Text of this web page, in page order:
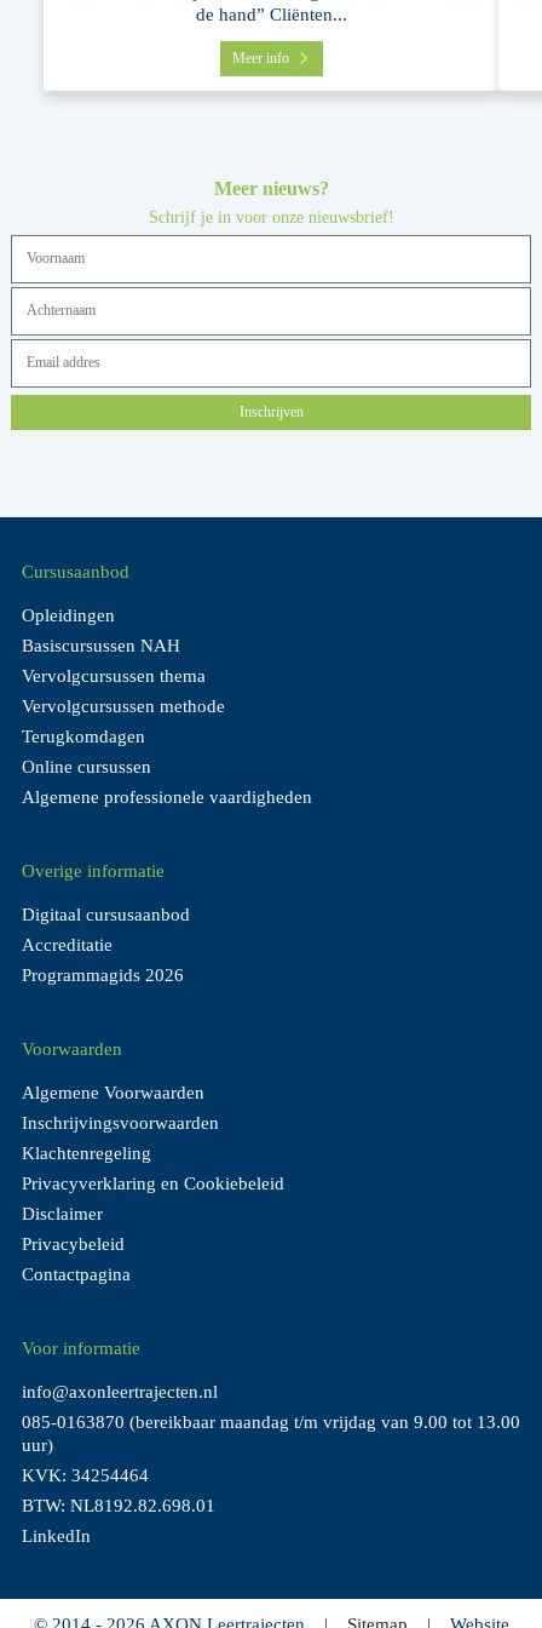
de hand” Cliënten...
Meer info
Meer nieuws?
Schrijf je in voor onze nieuwsbrief!
Inschrijven
Cursusaanbod
Opleidingen
Basiscursussen NAH
Vervolgcursussen thema
Vervolgcursussen methode
Terugkomdagen
Online cursussen
Algemene professionele vaardigheden
Overige informatie
Digitaal cursusaanbod
Accreditatie
Programmagids 2026
Voorwaarden
Algemene Voorwaarden
Inschrijvingsvoorwaarden
Klachtenregeling
Privacyverklaring en Cookiebeleid
Disclaimer
Privacybeleid
Contactpagina
Voor informatie
info@axonleertrajecten.nl
085-0163870 (bereikbaar maandag t/m vrijdag van 9.00 tot 13.00
uur)
KVK: 34254464
BTW: NL8192.82.698.01
LinkedIn